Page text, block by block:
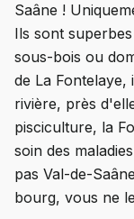
Saâne !
Ils sont
sous-bois ou
de La
rivière, près
pisciculture, la
soin des
pas Val-de-
bourg, vous ne